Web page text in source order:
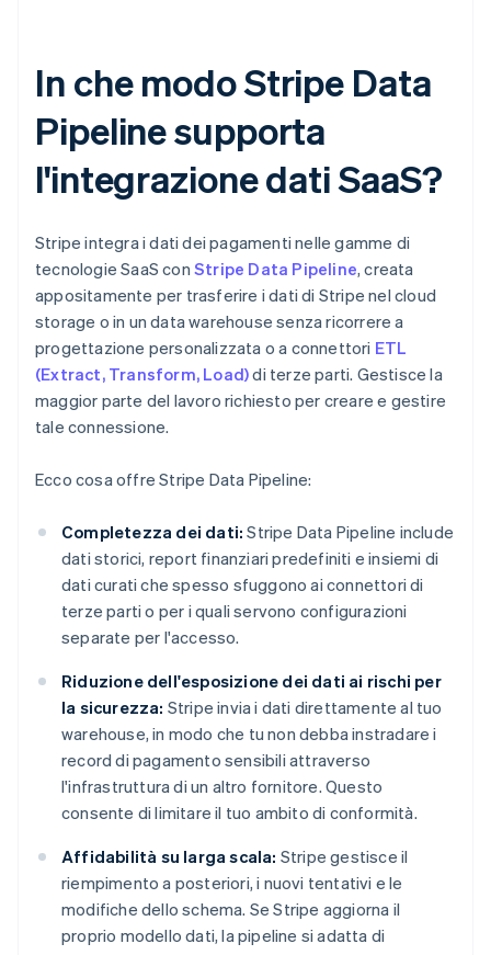
In che modo Stripe Data
Pipeline supporta
l'integrazione dati SaaS?
Stripe integra i dati dei pagamenti nelle gamme di
tecnologie SaaS con Stripe Data Pipeline, creata
appositamente per trasferire i dati di Stripe nel cloud
storage o in un data warehouse senza ricorrere a
progettazione personalizzata o a connettori ETL
(Extract, Transform, Load)di terze parti. Gestisce la
maggior parte del lavoro richiesto per creare e gestire
tale connessione.
Ecco cosa offre Stripe Data Pipeline:
Completezza dei dati: Stripe Data Pipeline include
dati storici, report finanziari predefiniti e insiemi di
dati curati che spesso sfuggono ai connettori di
terze parti o per i quali servono configurazioni
separate per l'accesso.
Riduzione dell'esposizione dei dati ai rischi per
la sicurezza: Stripe invia i dati direttamente al tuo
warehouse, in modo che tu non debba instradare i
record di pagamento sensibili attraverso
l'infrastruttura di un altro fornitore. Questo
consente di limitare il tuo ambito di conformità.
Affidabilità su larga scala: Stripe gestisce il
riempimento a posteriori, i nuovi tentativi e le
modifiche dello schema. Se Stripe aggiorna il
proprio modello dati, la pipeline si adatta di